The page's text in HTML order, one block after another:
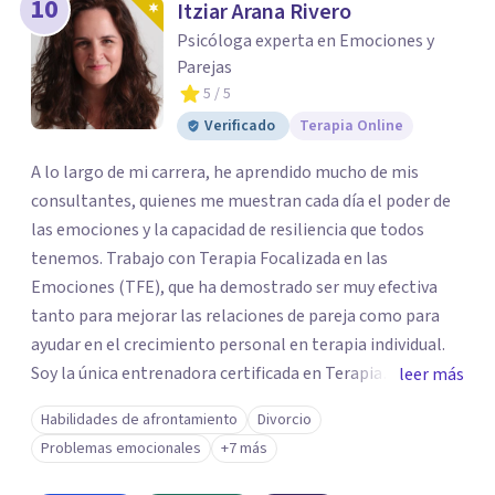
10 Itziar Arana Rivero
Psicóloga experta en Emociones y
Parejas
5 / 5
Verificado
Terapia Online
A lo largo de mi carrera, he aprendido mucho de mis
consultantes, quienes me muestran cada día el poder de
las emociones y la capacidad de resiliencia que todos
tenemos. Trabajo con Terapia Focalizada en las
Emociones (TFE), que ha demostrado ser muy efectiva
tanto para mejorar las relaciones de pareja como para
ayudar en el crecimiento personal en terapia individual.
Soy la única entrenadora certificada en Terapia
Focalizada en las Emociones (TFE) en España, además de
supervisora y terapeuta certificada. La TFE ha
demostrado una mejora significativa en las relaciones,
con un 70-75% de éxito y felicidad duradera. Este enfoque
leer más
Habilidades de afrontamiento
Divorcio
Problemas emocionales
+7 más